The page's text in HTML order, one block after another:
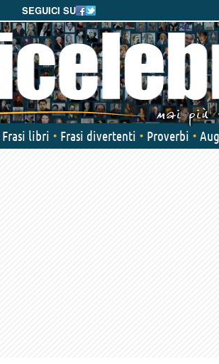
SEGUICI SU
Frasi libri Frasi divertenti Proverbi